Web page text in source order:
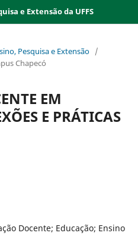
e Extensão da UFFS
Pesquisa e Extensão /
Chapecó
EM
E PRÁTICAS
Docente; Educação; Ensino